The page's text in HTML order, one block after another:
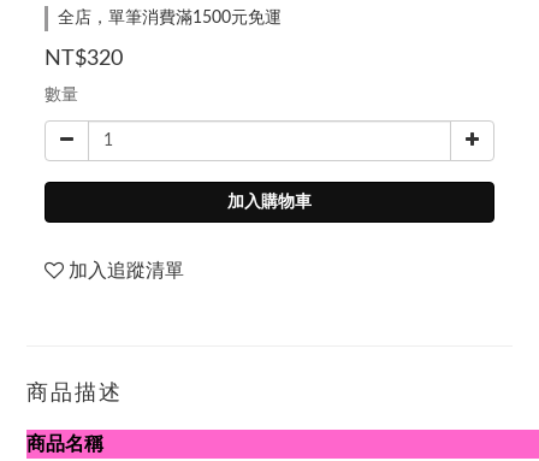
全店，單筆消費滿1500元免運
NT$320
數量
加入購物車
加入追蹤清單
商品描述
商品名稱